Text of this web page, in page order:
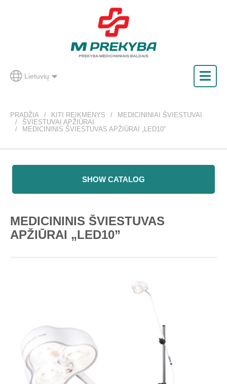
Lietuvių
PRADŽIA KITI REIKMENYS
MEDICININIAI ŠVIESTUVAI
ŠVIESTUVAI APŽIŪRAI
MEDICININIS ŠVIESTUVAS APŽIŪRAI „LED10”
SHOW CATALOG
MEDICININIS ŠVIESTUVAS
APŽIŪRAI „LED10”